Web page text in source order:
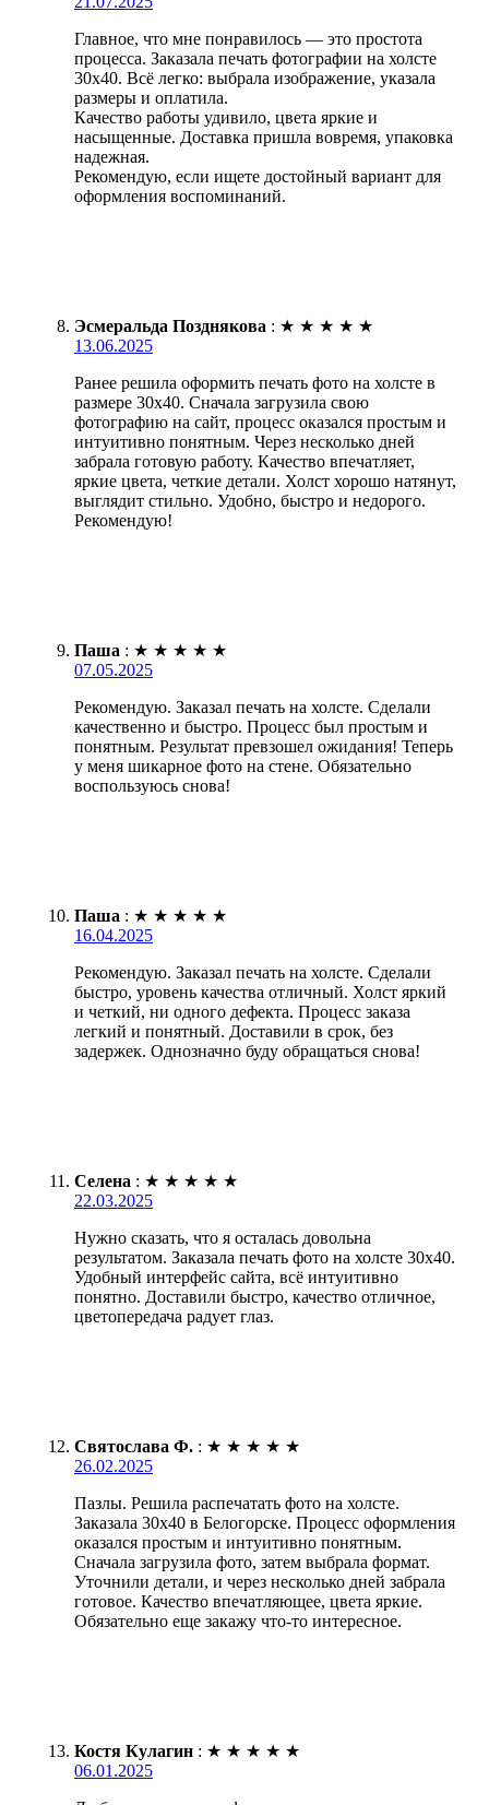
Главное, что мне понравилось — это простота
процесса. Заказала печать фотографии на холсте
30х40. Всё легко: выбрала изображение, указала
размеры и оплатила.
Качество работы удивило, цвета яркие и
насыщенные. Доставка пришла вовремя, упаковка
надежная.
Рекомендую, если ищете достойный вариант для
оформления воспоминаний.
Эсмеральда Позднякова : ★ ★ ★ ★ ★
13.06.2025
Ранее решила оформить печать фото на холсте в
размере 30х40. Сначала загрузила свою
фотографию на сайт, процесс оказался простым и
интуитивно понятным. Через несколько дней
забрала готовую работу. Качество впечатляет,
яркие цвета, четкие детали. Холст хорошо натянут,
выглядит стильно. Удобно, быстро и недорого.
Рекомендую!
Паша : ★ ★ ★ ★ ★
07.05.2025
Рекомендую. Заказал печать на холсте. Сделали
качественно и быстро. Процесс был простым и
понятным. Результат превзошел ожидания! Теперь
у меня шикарное фото на стене. Обязательно
воспользуюсь снова!
Паша : ★ ★ ★ ★ ★
16.04.2025
Рекомендую. Заказал печать на холсте. Сделали
быстро, уровень качества отличный. Холст яркий
и четкий, ни одного дефекта. Процесс заказа
легкий и понятный. Доставили в срок, без
задержек. Однозначно буду обращаться снова!
Селена : ★ ★ ★ ★ ★
22.03.2025
Нужно сказать, что я осталась довольна
результатом. Заказала печать фото на холсте 30х40.
Удобный интерфейс сайта, всё интуитивно
понятно. Доставили быстро, качество отличное,
цветопередача радует глаз.
Святослава Ф. : ★ ★ ★ ★ ★
26.02.2025
Пазлы. Решила распечатать фото на холсте.
Заказала 30х40 в Белогорске. Процесс оформления
оказался простым и интуитивно понятным.
Сначала загрузила фото, затем выбрала формат.
Уточнили детали, и через несколько дней забрала
готовое. Качество впечатляющее, цвета яркие.
Обязательно еще закажу что-то интересное.
Костя Кулагин : ★ ★ ★ ★ ★
06.01.2025